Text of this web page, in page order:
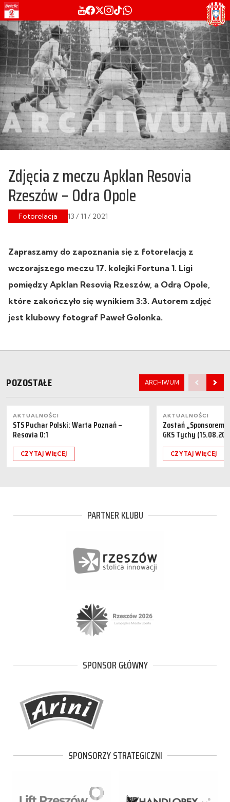
Zdjęcia z meczu Apklan Resovia
Rzeszów – Odra Opole
Fotorelacja 13 / 11 / 2021
Zapraszamy do zapoznania się z fotorelacją z
wczorajszego meczu 17. kolejki Fortuna 1. Ligi
pomiędzy Apklan Resovią Rzeszów, a Odrą Opole,
które zakończyło się wynikiem 3:3. Autorem zdjęć
jest klubowy fotograf Paweł Golonka.
POZOSTAŁE ARCHIWUM
AKTUALNOŚCI
STS Puchar Polski: Warta Poznań –
Resovia 0:1
CZYTAJ WIĘCEJ
AKTUALNOŚCI
Zostań „Sponsorem
GKS Tychy
CZYTAJ WIĘCEJ
PARTNER KLUBU
SPONSOR GŁÓWNY
SPONSORZY STRATEGICZNI